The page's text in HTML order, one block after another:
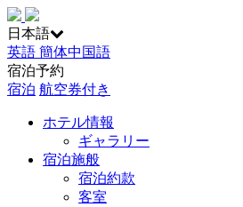
日本語
英語 簡体中国語
宿泊予約
宿泊 航空券付き
ホテル情報
ギャラリー
宿泊施般
宿泊約款
客室